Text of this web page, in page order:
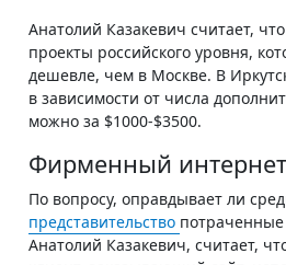
Анатолий Казакевич считает,
проекты российского уровня,
дешевле, чем в Москве. В
в зависимости от числа
можно за $1000-$3500.
Фирменный интернет
По вопросу, оправдывает ли
представительство потраченные
Анатолий Казакевич, считает,